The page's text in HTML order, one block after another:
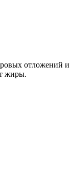
отложений
жиры.